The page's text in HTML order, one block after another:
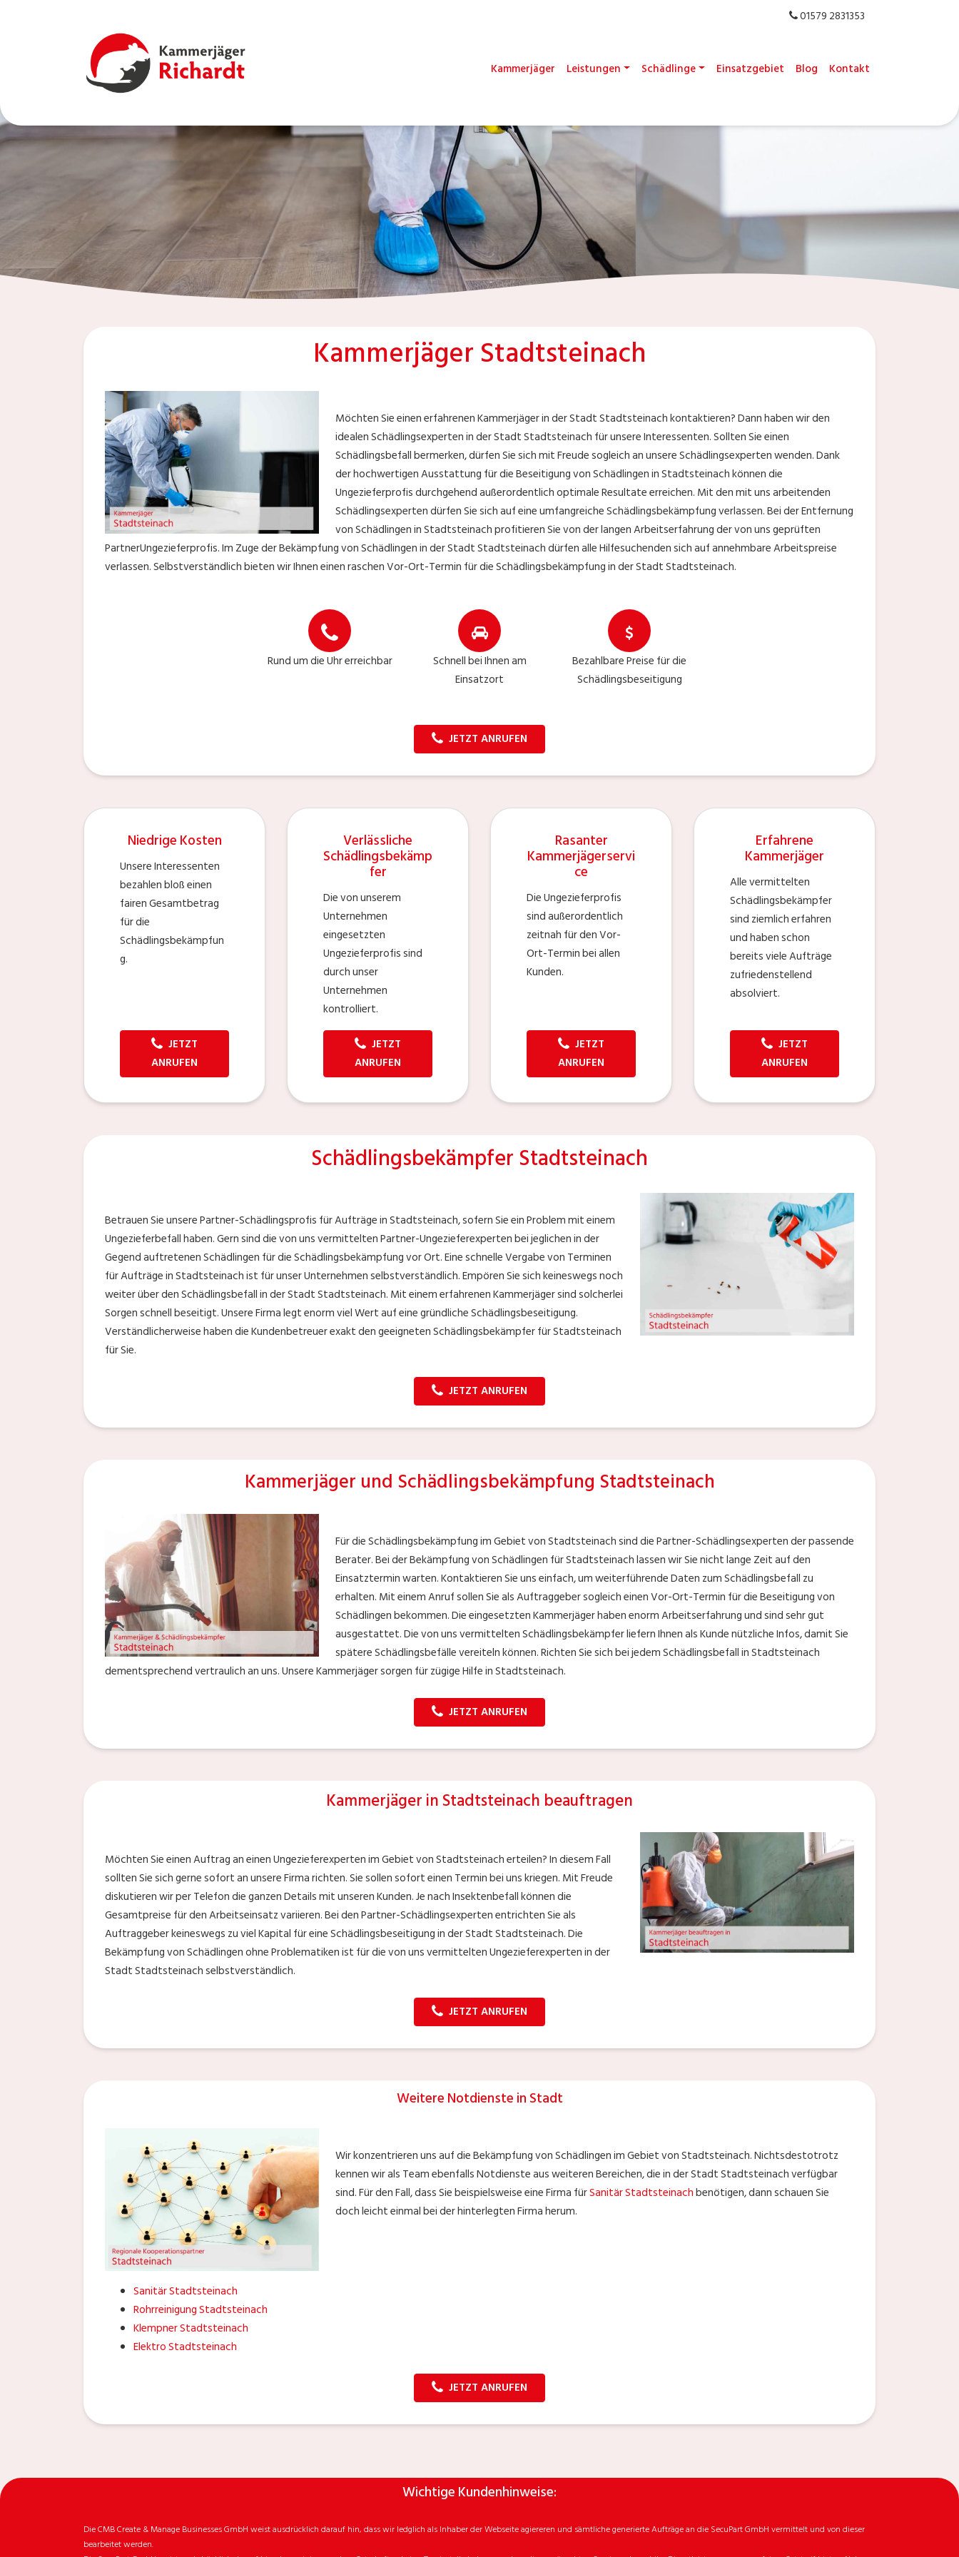
01579 2831353
Kammerjäger Leistungen Schädlinge Einsatzgebiet Blog Kontakt
Kammerjäger Stadtsteinach
Möchten Sie einen erfahrenen Kammerjäger in der Stadt Stadtsteinach kontaktieren? Dann haben wir den
idealen Schädlingsexperten in der Stadt Stadtsteinach für unsere Interessenten. Sollten Sie einen
Schädlingsbefall bermerken, dürfen Sie sich mit Freude sogleich an unsere Schädlingsexperten wenden. Dank
der hochwertigen Ausstattung für die Beseitigung von Schädlingen in Stadtsteinach können die
Ungezieferprofis durchgehend außerordentlich optimale Resultate erreichen. Mit den mit uns arbeitenden
Schädlingsexperten dürfen Sie sich auf eine umfangreiche Schädlingsbekämpfung verlassen. Bei der Entfernung
von Schädlingen in Stadtsteinach profitieren Sie von der langen Arbeitserfahrung der von uns geprüften
PartnerUngezieferprofis. Im Zuge der Bekämpfung von Schädlingen in der Stadt Stadtsteinach dürfen alle Hilfesuchenden sich auf annehmbare Arbeitspreise
verlassen. Selbstverständlich bieten wir Ihnen einen raschen Vor-Ort-Termin für die Schädlingsbekämpfung in der Stadt Stadtsteinach.
Rund um die Uhr erreichbar
Schnell bei Ihnen am
Einsatzort
Bezahlbare Preise für die
Schädlingsbeseitigung
JETZT ANRUFEN
Niedrige Kosten
Unsere Interessenten
bezahlen bloß einen
fairen Gesamtbetrag
für die
Schädlingsbekämpfun
g.
JETZT
ANRUFEN
Verlässliche
Schädlingsbekämp
fer
Die von unserem
Unternehmen
eingesetzten
Ungezieferprofis sind
durch unser
Unternehmen
kontrolliert.
JETZT
ANRUFEN
Rasanter
Kammerjägerservi
ce
Die Ungezieferprofis
sind außerordentlich
zeitnah für den Vor-
Ort-Termin bei allen
Kunden.
JETZT
ANRUFEN
Erfahrene
Kammerjäger
Alle vermittelten
Schädlingsbekämpfer
sind ziemlich erfahren
und haben schon
bereits viele Aufträge
zufriedenstellend
absolviert.
JETZT
ANRUFEN
Schädlingsbekämpfer Stadtsteinach
Betrauen Sie unsere Partner-Schädlingsprofis für Aufträge in Stadtsteinach, sofern Sie ein Problem mit einem
Ungezieferbefall haben. Gern sind die von uns vermittelten Partner-Ungezieferexperten bei jeglichen in der
Gegend auftretenen Schädlingen für die Schädlingsbekämpfung vor Ort. Eine schnelle Vergabe von Terminen
für Aufträge in Stadtsteinach ist für unser Unternehmen selbstverständlich. Empören Sie sich keineswegs noch
weiter über den Schädlingsbefall in der Stadt Stadtsteinach. Mit einem erfahrenen Kammerjäger sind solcherlei
Sorgen schnell beseitigt. Unsere Firma legt enorm viel Wert auf eine gründliche Schädlingsbeseitigung.
Verständlicherweise haben die Kundenbetreuer exakt den geeigneten Schädlingsbekämpfer für Stadtsteinach
für Sie.
JETZT ANRUFEN
Kammerjäger und Schädlingsbekämpfung Stadtsteinach
Für die Schädlingsbekämpfung im Gebiet von Stadtsteinach sind die Partner-Schädlingsexperten der passende
Berater. Bei der Bekämpfung von Schädlingen für Stadtsteinach lassen wir Sie nicht lange Zeit auf den
Einsatztermin warten. Kontaktieren Sie uns einfach, um weiterführende Daten zum Schädlingsbefall zu
erhalten. Mit einem Anruf sollen Sie als Auftraggeber sogleich einen Vor-Ort-Termin für die Beseitigung von
Schädlingen bekommen. Die eingesetzten Kammerjäger haben enorm Arbeitserfahrung und sind sehr gut
ausgestattet. Die von uns vermittelten Schädlingsbekämpfer liefern Ihnen als Kunde nützliche Infos, damit Sie
spätere Schädlingsbefälle vereiteln können. Richten Sie sich bei jedem Schädlingsbefall in Stadtsteinach
dementsprechend vertraulich an uns. Unsere Kammerjäger sorgen für zügige Hilfe in Stadtsteinach.
JETZT ANRUFEN
Kammerjäger in Stadtsteinach beauftragen
Möchten Sie einen Auftrag an einen Ungezieferexperten im Gebiet von Stadtsteinach erteilen? In diesem Fall
sollten Sie sich gerne sofort an unsere Firma richten. Sie sollen sofort einen Termin bei uns kriegen. Mit Freude
diskutieren wir per Telefon die ganzen Details mit unseren Kunden. Je nach Insektenbefall können die
Gesamtpreise für den Arbeitseinsatz variieren. Bei den Partner-Schädlingsexperten entrichten Sie als
Auftraggeber keineswegs zu viel Kapital für eine Schädlingsbeseitigung in der Stadt Stadtsteinach. Die
Bekämpfung von Schädlingen ohne Problematiken ist für die von uns vermittelten Ungezieferexperten in der
Stadt Stadtsteinach selbstverständlich.
JETZT ANRUFEN
Weitere Notdienste in Stadt
Wir konzentrieren uns auf die Bekämpfung von Schädlingen im Gebiet von Stadtsteinach. Nichtsdestotrotz
kennen wir als Team ebenfalls Notdienste aus weiteren Bereichen, die in der Stadt Stadtsteinach verfügbar
sind. Für den Fall, dass Sie beispielsweise eine Firma fürSanitär Stadtsteinachbenötigen, dann schauen Sie
doch leicht einmal bei der hinterlegten Firma herum.
Sanitär Stadtsteinach
Rohrreinigung Stadtsteinach
Klempner Stadtsteinach
Elektro Stadtsteinach
JETZT ANRUFEN
Wichtige Kundenhinweise:
Die CMB Create & Manage Businesses GmbH weist ausdrücklich darauf hin, dass wir ledglich als Inhaber der Webseite agiereren und sämtliche generierte Aufträge an die SecuPart GmbH vermittelt und von dieser
bearbeitet werden.